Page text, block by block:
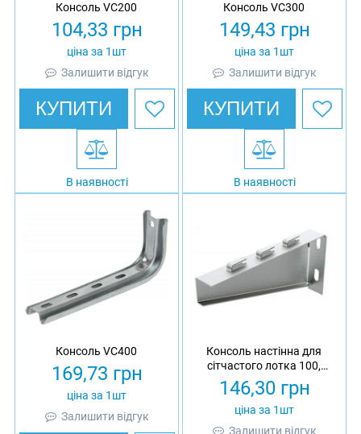
Консоль VC200
104,33 грн
ціна за 1шт
Залишити відгук
КУПИТИ
В наявності
Консоль VC300
149,43 грн
ціна за 1шт
Залишити відгук
КУПИТИ
В наявності
Консоль VC400
169,73 грн
ціна за 1шт
Залишити відгук
Консоль настінна для
сітчастого лотка 100,
товщина 1.5 мм,
оцинкована, Ardic
146,30грн
ціна за 1шт
Залишити відгук